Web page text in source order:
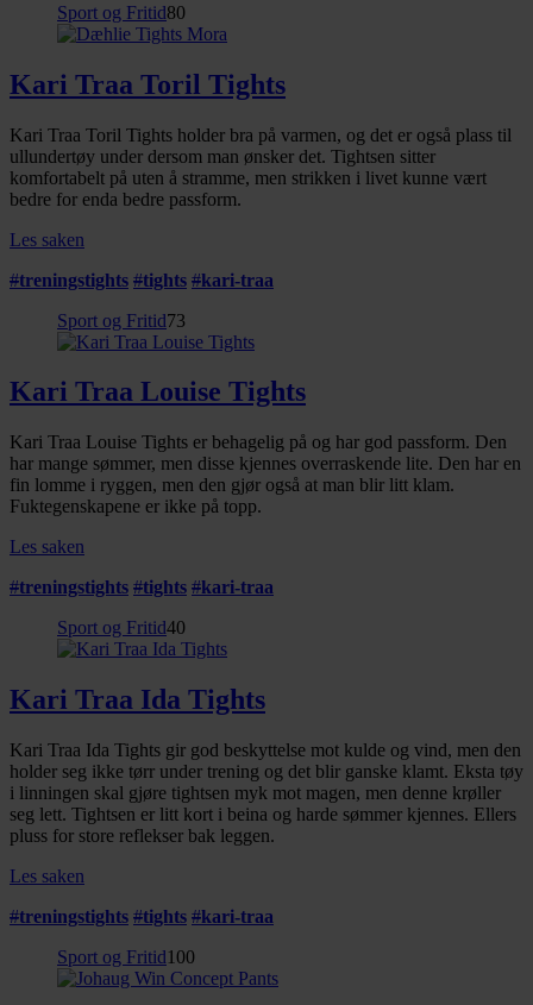
Sport og Fritid80
Kari Traa Toril Tights
Kari Traa Toril Tights holder bra på varmen, og det er også plass til
ullundertøy under dersom man ønsker det. Tightsen sitter
komfortabelt på uten å stramme, men strikken i livet kunne vært
bedre for enda bedre passform.
Les saken
#treningstights #tights #kari-traa
Sport og Fritid73
Kari Traa Louise Tights
Kari Traa Louise Tights er behagelig på og har god passform. Den
har mange sømmer, men disse kjennes overraskende lite. Den har en
fin lomme i ryggen, men den gjør også at man blir litt klam.
Fuktegenskapene er ikke på topp.
Les saken
#treningstights #tights #kari-traa
Sport og Fritid40
Kari Traa Ida Tights
Kari Traa Ida Tights gir god beskyttelse mot kulde og vind, men den
holder seg ikke tørr under trening og det blir ganske klamt. Eksta tøy
i linningen skal gjøre tightsen myk mot magen, men denne krøller
seg lett. Tightsen er litt kort i beina og harde sømmer kjennes. Ellers
pluss for store reflekser bak leggen.
Les saken
#treningstights #tights #kari-traa
Sport og Fritid100